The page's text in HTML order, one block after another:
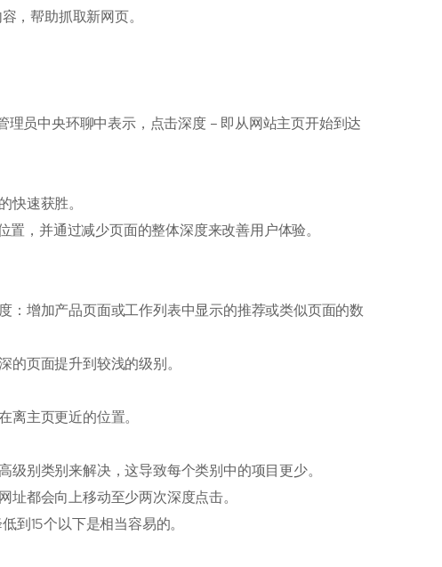
，帮助抓取新网页。
员中央环聊中表示，点击深度 – 即从网站主页开始到达
速获胜。
，并通过减少页面的整体深度来改善用户体验。
：增加产品页面或工作列表中显示的推荐或类似页面的数
页面提升到较浅的级别。
主页更近的位置。
别类别来解决，这导致每个类别中的项目更少。
都会向上移动至少两次深度点击。
到15个以下是相当容易的。